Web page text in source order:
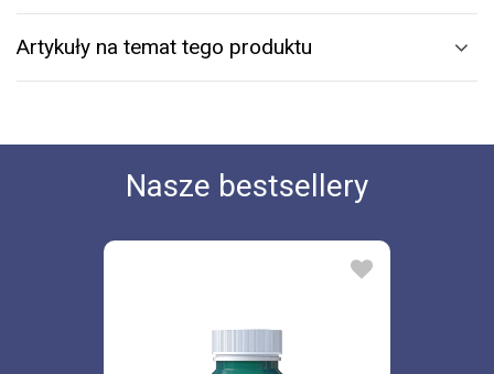
Artykuły na temat tego produktu
Nasze bestsellery